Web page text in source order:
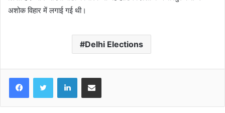
अशोक विहार में लगाई गई थी।
Delhi Elections
LinkedInShare via Email